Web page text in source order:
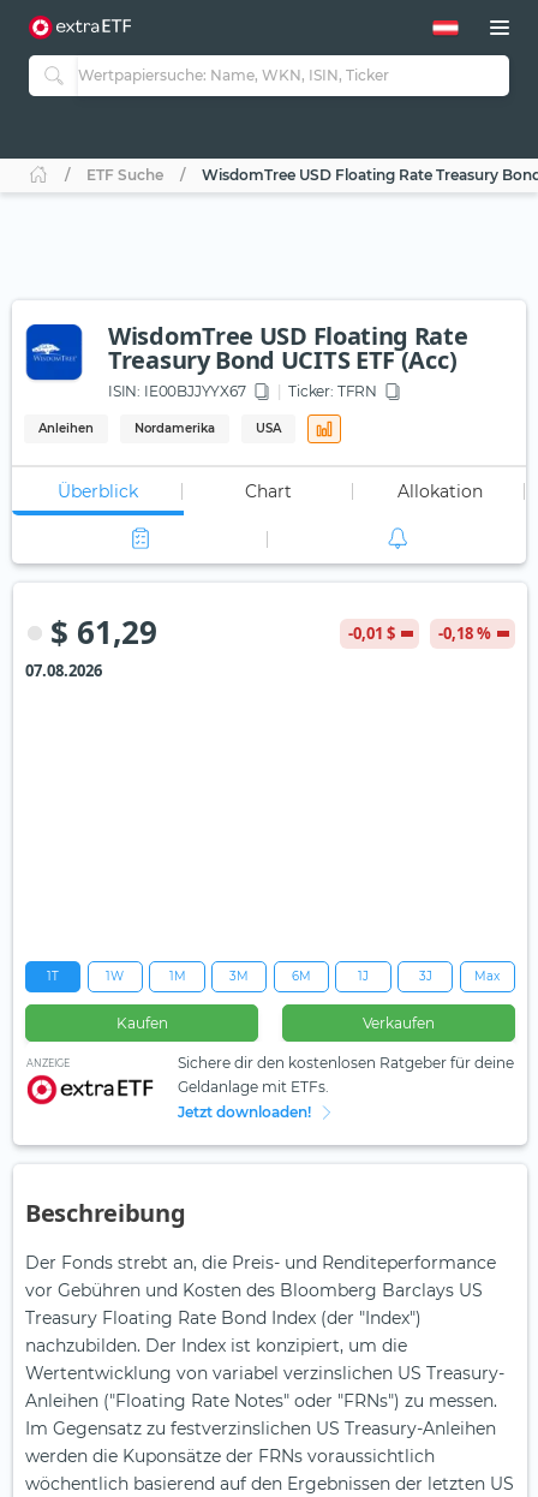
ETF Suche WisdomTree USD Floating Rate Treasury
WisdomTree USD Floating Rate
Treasury Bond UCITS ETF (Acc)
ISIN: IE00BJJYYX67 Ticker: TFRN
Anleihen Nordamerika USA
Überblick Chart Allokation
$ 61,29 -0,01 $
-0,18 %
07.08.2026
1T 1W 1M 3M 6M 1J 3J Max
Kaufen Verkaufen
ANZEIGE
Sichere dir den kostenlosen Ratgeber für deine
Geldanlage mit ETFs.
Jetzt downloaden!
Beschreibung
Der Fonds strebt an, die Preis- und Renditeperformance
vor Gebühren und Kosten des Bloomberg Barclays US
Treasury Floating Rate Bond Index (der "Index")
nachzubilden. Der Index ist konzipiert, um die
Wertentwicklung von variabel verzinslichen US Treasury-
Anleihen ("Floating Rate Notes" oder "FRNs") zu messen.
Im Gegensatz zu festverzinslichen US Treasury-Anleihen
werden die Kuponsätze der FRNs voraussichtlich
wöchentlich basierend auf den Ergebnissen der letzten US